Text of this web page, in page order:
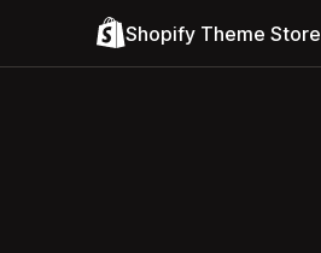
Shopify Theme Store